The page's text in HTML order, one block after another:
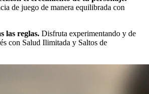
de juego de manera equilibrada con
las reglas. Disfruta experimentando y de
con Salud Ilimitada y Saltos de